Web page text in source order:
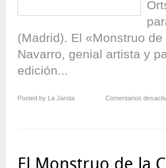
(Madrid). El «Monstruo
Navarro, genial artista y
edición...
Posted by La Jarota Comentarios